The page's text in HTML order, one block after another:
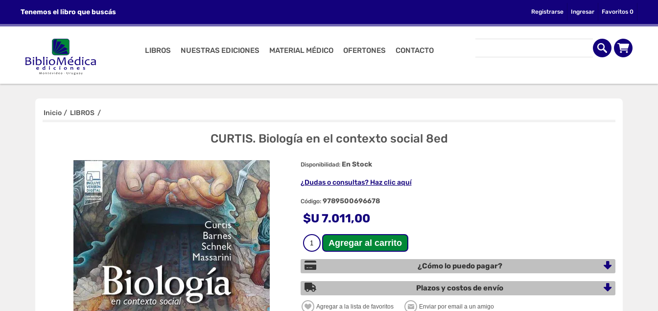
Registrarse Ingresar Favoritos 0
Tenemos el libro que buscás
LIBROS NUESTRAS EDICIONES MATERIAL MÉDICO OFERTONES CONTACTO
Inicio / LIBROS /
CURTIS. Biología en el contexto social 8ed
Disponibilidad: En Stock
¿Dudas o consultas? Haz clic aquí
Código: 9789500696678
$U 7.011,00
¿Cómo lo puedo pagar?
Plazos y costos de envío